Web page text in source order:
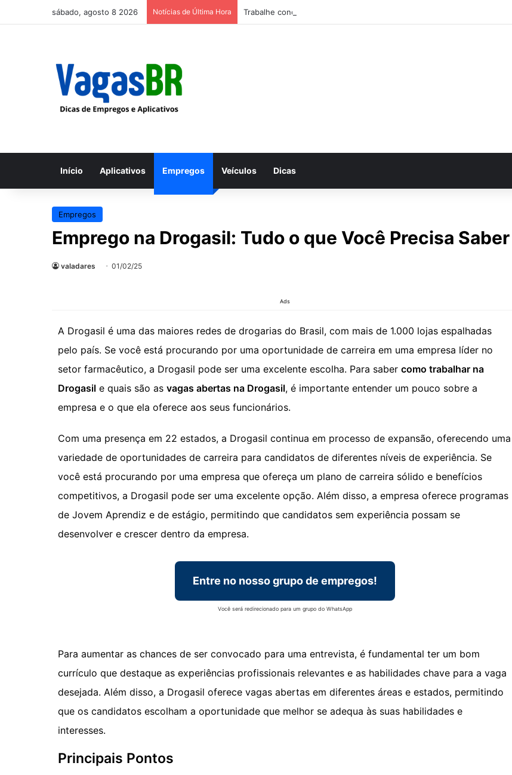
sábado, agosto 8 2026 Notícias de Última Hora Trabalhe conosco: Vagas abertas na Petrobras
Início Aplicativos Empregos Veículos Dicas
Empregos
Emprego na Drogasil: Tudo o que Você Precisa Saber
valadares 01/02/25
Ads
A Drogasil é uma das maiores redes de drogarias do Brasil, com mais de 1.000 lojas espalhadas
pelo país. Se você está procurando por uma oportunidade de carreira em uma empresa líder no
setor farmacêutico, a Drogasil pode ser uma excelente escolha. Para saber como trabalhar na
Drogasil e quais são as vagas abertas na Drogasil, é importante entender um pouco sobre a
empresa e o que ela oferece aos seus funcionários.
Com uma presença em 22 estados, a Drogasil continua em processo de expansão, oferecendo uma
variedade de oportunidades de carreira para candidatos de diferentes níveis de experiência. Se
você está procurando por uma empresa que ofereça um plano de carreira sólido e benefícios
competitivos, a Drogasil pode ser uma excelente opção. Além disso, a empresa oferece programas
de Jovem Aprendiz e de estágio, permitindo que candidatos sem experiência possam se
desenvolver e crescer dentro da empresa.
Entre no nosso grupo de empregos!
Você será redirecionado para um grupo do WhatsApp
Para aumentar as chances de ser convocado para uma entrevista, é fundamental ter um bom
currículo que destaque as experiências profissionais relevantes e as habilidades chave para a vaga
desejada. Além disso, a Drogasil oferece vagas abertas em diferentes áreas e estados, permitindo
que os candidatos escolham a oportunidade que melhor se adequa às suas habilidades e
interesses.
Principais Pontos